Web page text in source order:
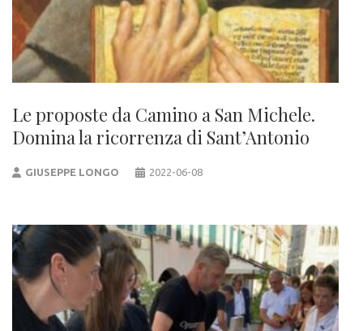
Le proposte da Camino a San Michele.
Domina la ricorrenza di Sant’Antonio
GIUSEPPE LONGO 2022-06-08